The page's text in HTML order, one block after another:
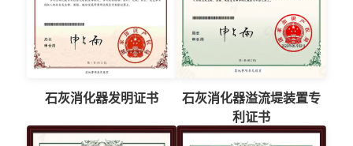
石灰消化器发明证书
石灰消化器溢流堤装置专
利证书